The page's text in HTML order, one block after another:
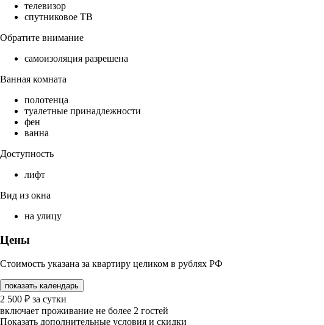
телевизор
спутниковое ТВ
Обратите внимание
самоизоляция разрешена
Ванная комната
полотенца
туалетные принадлежности
фен
ванна
Доступность
лифт
Вид из окна
на улицу
Цены
Стоимость указана за квартиру целиком в рублях РФ
показать календарь
2 500 ₽ за сутки
включает проживание не более 2 гостей
Показать дополнительные условия и скидки